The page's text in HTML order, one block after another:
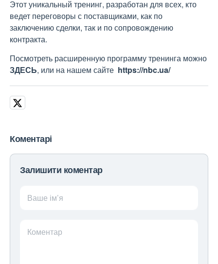
Этот уникальный тренинг, разработан для всех, кто
ведет переговоры с поставщиками, как по
заключению сделки, так и по сопровождению
контракта.
Посмотреть расширенную программу тренинга можно
ЗДЕСЬ, или на нашем сайте https://nbc.ua/
Коментарі
Залишити коментар
Ваше ім’я
Коментар